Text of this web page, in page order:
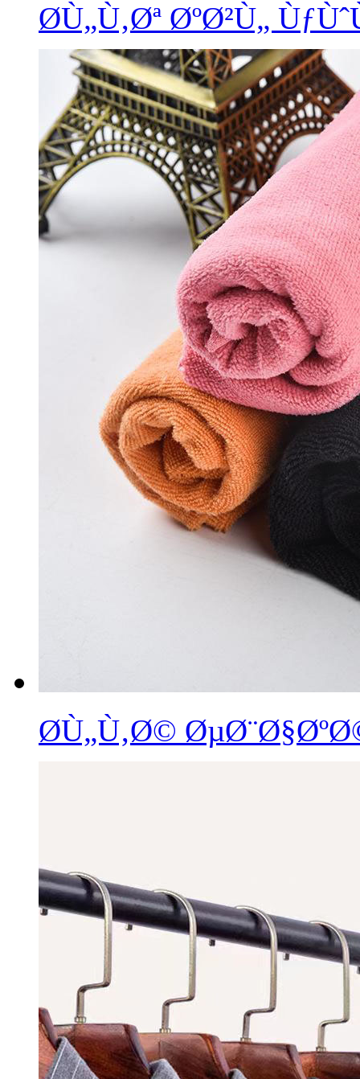
Ø­Ù„Ù‚Øª ØºØ²Ù„
Ø­Ù„Ù‚Ø©